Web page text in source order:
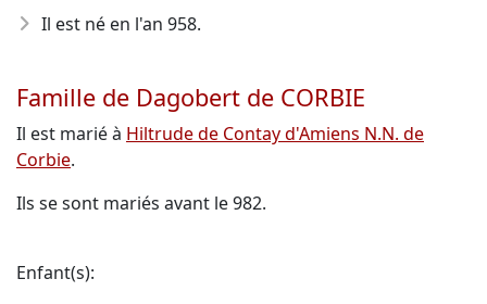
Il est né en l'an 958.
Famille de Dagobert de CORBIE
Il est marié à Hiltrude de Contay d'Amiens N.N. de
Corbie.
Ils se sont mariés avant le 982.
Enfant(s):